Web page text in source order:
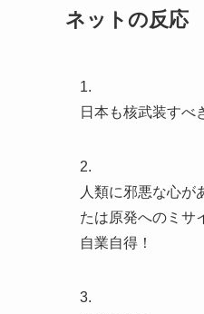
ネットの反応
1.
日本も核武装すべ
2.
人類に邪悪な心が
たは原発へのミサ
自業自得！
3.